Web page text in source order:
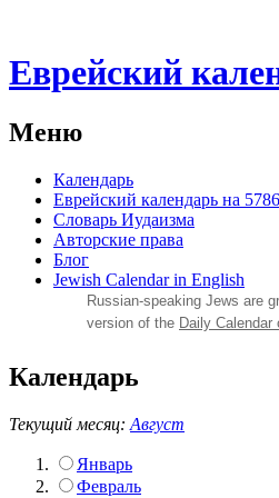
Еврейский
Меню
Календарь
Еврейский календарь на
Словарь Иудаизма
Авторские права
Блог
Jewish Calendar in English
Russian‑speaking Jews are
version of the Daily
Календарь
Текущий месяц: Август
Январь
Февраль